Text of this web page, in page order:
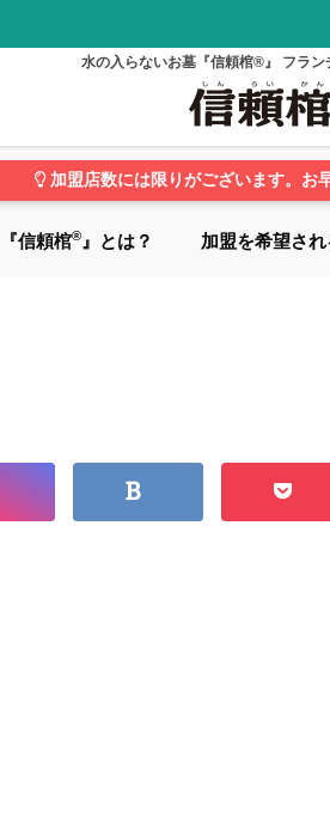
水の入らないお墓『信頼棺®』 フラン
加盟店数には限りがございます。お
『信頼棺® 』とは？ 加盟を希望さ